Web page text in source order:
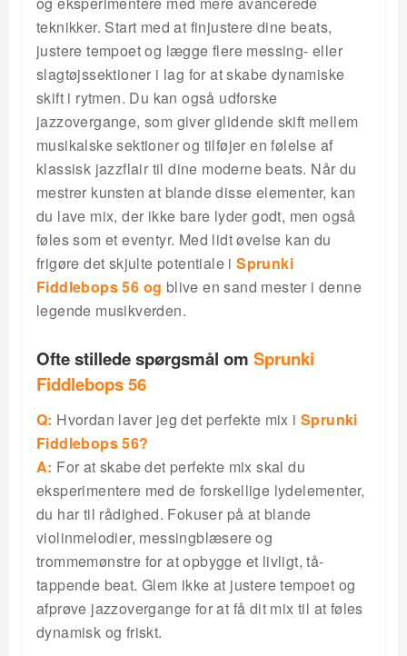
teknikker. Start med at finjustere dine beats,
justere tempoet og lægge flere messing- eller
slagtøjssektioner i lag for at skabe dynamiske
skift i rytmen. Du kan også udforske
jazzovergange, som giver glidende skift mellem
musikalske sektioner og tilføjer en følelse af
klassisk jazzflair til dine moderne beats. Når du
mestrer kunsten at blande disse elementer, kan
du lave mix, der ikke bare lyder godt, men også
føles som et eventyr. Med lidt øvelse kan du
frigøre det skjulte potentiale iSprunki
Fiddlebops 56 og blive en sand mester i denne
legende musikverden.
Ofte stillede spørgsmål om Sprunki
Fiddlebops 56
Q: Hvordan laver jeg det perfekte mix iSprunki
Fiddlebops 56?
A: For at skabe det perfekte mix skal du
eksperimentere med de forskellige lydelementer,
du har til rådighed. Fokuser på at blande
violinmelodier, messingblæsere og
trommemønstre for at opbygge et livligt, tå-
tappende beat. Glem ikke at justere tempoet og
afprøve jazzovergange for at få dit mix til at føles
dynamisk og friskt.